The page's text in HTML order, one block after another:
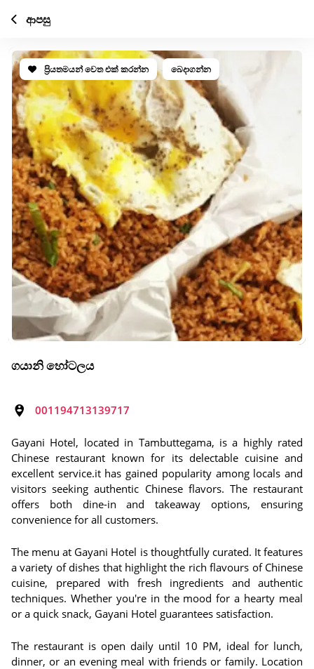
ප්‍රියතමයන් වෙත එක් කරන්න බෙදාගන්න
ගයානි හෝටලය
001194713139717
Gayani Hotel, located in Tambuttegama, is a highly rated
Chinese restaurant known for its delectable cuisine and
excellent service.it has gained popularity among locals and
visitors seeking authentic Chinese flavors. The restaurant
offers both dine-in and takeaway options, ensuring
convenience for all customers.
The menu at Gayani Hotel is thoughtfully curated. It features
a variety of dishes that highlight the rich flavours of Chinese
cuisine, prepared with fresh ingredients and authentic
techniques. Whether you're in the mood for a hearty meal
or a quick snack, Gayani Hotel guarantees satisfaction.
The restaurant is open daily until 10 PM, ideal for lunch,
dinner, or an evening meal with friends or family. Location
ආපසු